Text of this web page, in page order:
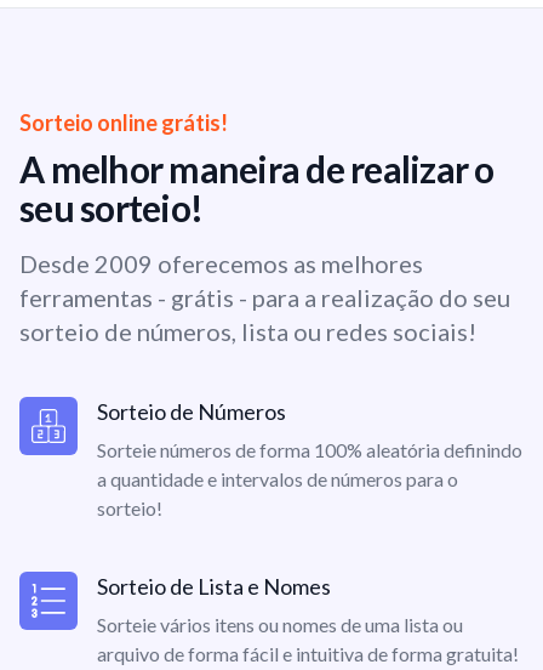
Sorteio online grátis!
A melhor maneira de realizar o
seu sorteio!
Desde 2009 oferecemos as melhores
ferramentas - grátis - para a realização do seu
sorteio de números, lista ou redes sociais!
Sorteio de Números
Sorteie números de forma 100% aleatória definindo
a quantidade e intervalos de números para o
sorteio!
Sorteio de Lista e Nomes
Sorteie vários itens ou nomes de uma lista ou
arquivo de forma fácil e intuitiva de forma gratuita!